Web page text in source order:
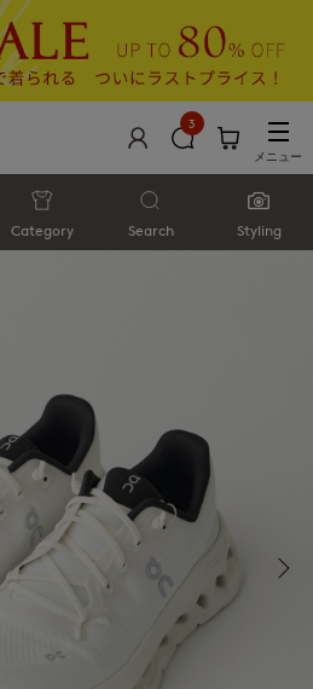
3
メニュー
Category Search Styling